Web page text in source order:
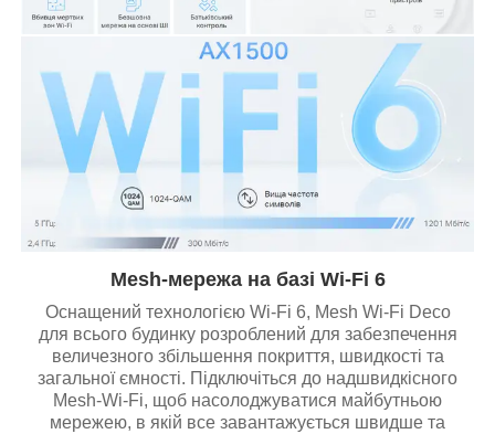
Mesh-мережа на базі Wi-Fi 6
Оснащений технологією Wi-Fi 6, Mesh Wi-Fi Deco
для всього будинку розроблений для забезпечення
величезного збільшення покриття, швидкості та
загальної ємності. Підключіться до надшвидкісного
Mesh-Wi-Fi, щоб насолоджуватися майбутньою
мережею, в якій все завантажується швидше та